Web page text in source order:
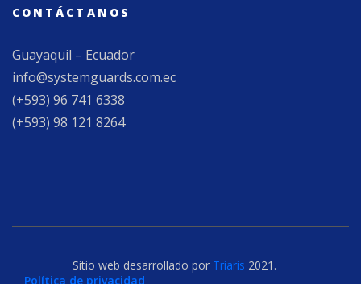
CONTÁCTANOS
Guayaquil – Ecuador
info@systemguards.com.ec
(+593) 96 741 6338
(+593) 98 121 8264
Sitio web desarrollado por Triaris 2021.
Política de privacidad